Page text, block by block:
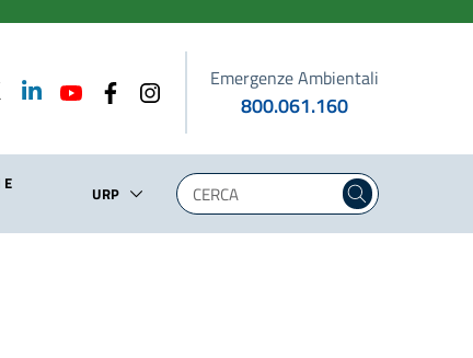
Emergenze Ambientali
800.061.160
E
URP